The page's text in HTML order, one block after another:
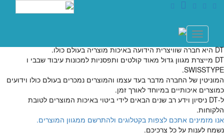
Toggle
navigation
DT
DT היא חברה שוויצרית הידועה באיכות מוצריה בעולם כולו.
DT מייצרת מגוון גדול מאוד קולטים ותפסניות למכונות עיבוד שבבי ו
SWISSTYPE.
המוניטין של החברה מדבר בעד עצמו והמוצרים נמכרים בעולם כולו וידועים
כמוצרים איכותיים במיוחד לאורך זמן.
ל-DT ניסיון וידע רב שנים הבאים לידי ביטוי באיכות המוצרים לטובת
הלקוחות.
אנו מזמינים אתכם לצפות בקטלוגים ולהתרשם ממגוון המוצרים.
נשמח לענות על כל צרכיכם.